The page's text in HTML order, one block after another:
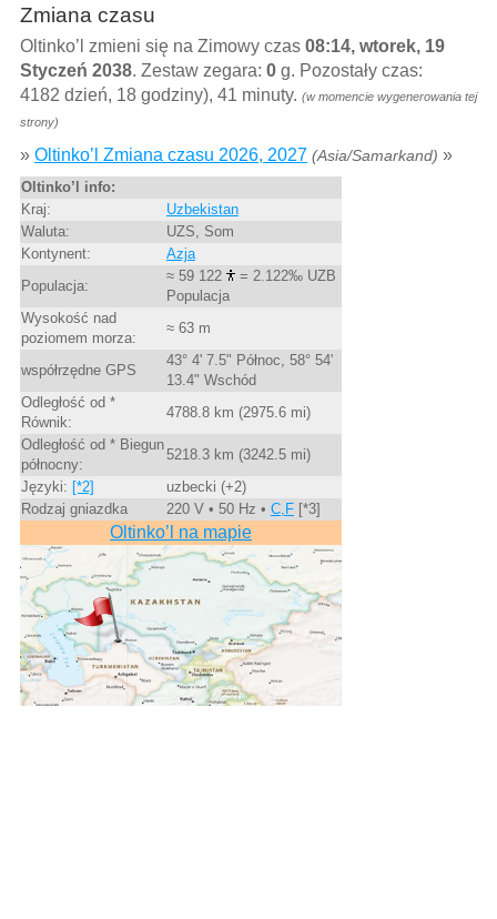
Zmiana czasu
Oltinko’l zmieni się na Zimowy czas 08:14, wtorek, 19
Styczeń 2038. Zestaw zegara: 0g. Pozostały czas:
4182 dzień, 18 godziny), 41 minuty. (w momencie wygenerowania tej
strony)
» Oltinko’l Zmiana czasu 2026, 2027 (Asia/Samarkand) »
Oltinko’l info:
Kraj:
Uzbekistan
Waluta:
UZS, Som
Kontynent:
Azja
Populacja:
≈ 59 122
= 2.122‰ UZB
Populacja
Wysokość nad
poziomem morza:
≈ 63 m
współrzędne GPS
43° 4' 7.5" Północ, 58° 54'
13.4" Wschód
Odległość od *
Równik:
4788.8 km (2975.6 mi)
Odległość od * Biegun
północny:
5218.3 km (3242.5 mi)
Języki: [*2]
uzbecki (+2)
Rodzaj gniazdka
220 V • 50 Hz • C,F[*3]
Oltinko’l na mapie